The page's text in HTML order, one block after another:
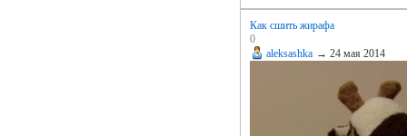
Как сшить жирафа
0
aleksashka →24 мая 2014